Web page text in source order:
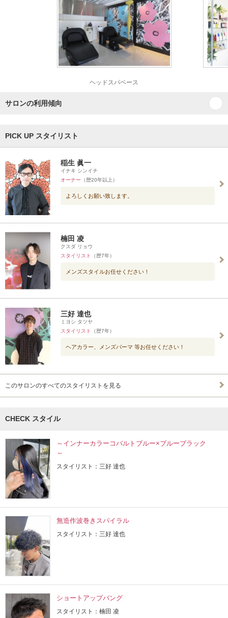
ヘッドスパベース
サロンの利用傾向
PICK UP スタイリスト
稲生 眞一
イナキ シンイチ
オーナー （歴20年以上）
よろしくお願い致します。
楠田 凌
クスダ リョウ
スタイリスト
（歴7年）
メンズスタイルお任せください！
三好 達也
ミヨシ タツヤ
スタイリスト
（歴7年）
ヘアカラー、メンズパーマ 等お任せください！
このサロンのすべてのスタイリストを見る
CHECK スタイル
～インナーカラーコバルトブルー×ブルーブラック
～
スタイリスト：三好 達也
無造作波巻きスパイラル
スタイリスト：三好 達也
ショートアップバング
スタイリスト：楠田 凌